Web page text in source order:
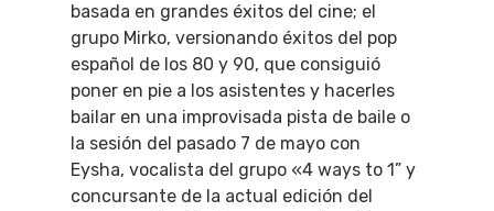
basada en grandes éxitos del cine; el
grupo Mirko, versionando éxitos del pop
español de los 80 y 90, que consiguió
poner en pie a los asistentes y hacerles
bailar en una improvisada pista de baile o
la sesión del pasado 7 de mayo con
Eysha, vocalista del grupo «4 ways to 1” y
concursante de la actual edición del